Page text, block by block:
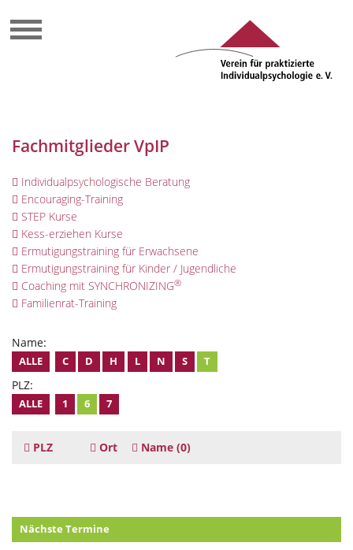
Fachmitglieder VpIP
Individualpsychologische Beratung
Encouraging-Training
STEP Kurse
Kess-erziehen Kurse
Ermutigungstraining für Erwachsene
Ermutigungstraining für Kinder / Jugendliche
Coaching mit SYNCHRONIZING®
Familienrat-Training
Name:
ALLE C D H L N S T
PLZ:
ALLE 1 6 7
PLZ Ort Name (0)
Nächste Termine